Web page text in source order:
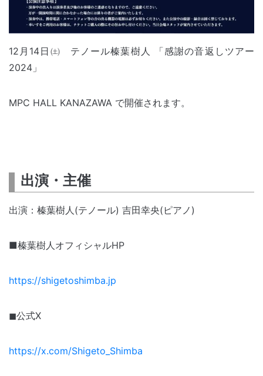
12月14日㈯ テノール榛葉樹人 「感謝の音返しツアー
2024」
MPC HALL KANAZAWA で開催されます。
出演・主催
出演：榛葉樹人(テノール) 吉田幸央(ピアノ)
■榛葉樹人オフィシャルHP
https://shigetoshimba.jp
◼︎公式X
https://x.com/Shigeto_Shimba